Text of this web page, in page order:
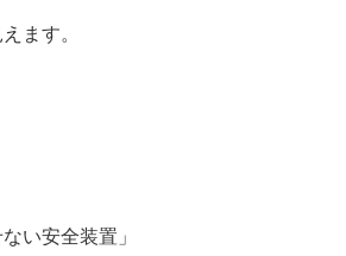
ます。
い安全装置」